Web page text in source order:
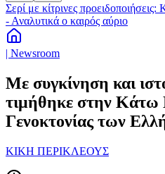
Σερί με κίτρινες
- Αναλυτικά ο καιρός αύριο
| Newsroom
Με συγκίνηση και
τιμήθηκε στην
Γενοκτονίας των
ΚΙΚΗ ΠΕΡΙΚΛΕΟΥΣ